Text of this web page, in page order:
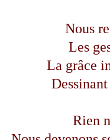
Nous
Les
La grâce
Rien